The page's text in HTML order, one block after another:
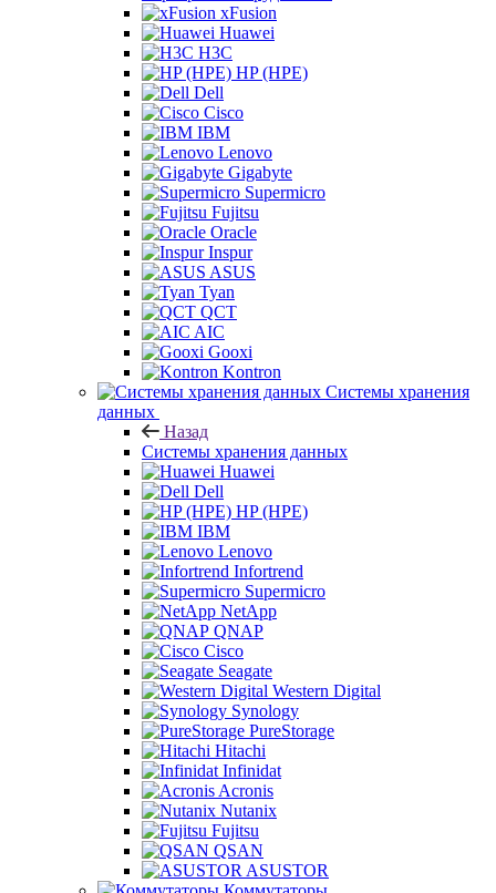
xFusion
Huawei
H3C
HP (HPE)
Dell
Cisco
IBM
Lenovo
Gigabyte
Supermicro
Fujitsu
Oracle
Inspur
ASUS
Tyan
QCT
AIC
Gooxi
Kontron
Системы хранения
данных
Назад
Системы хранения данных
Huawei
Dell
HP (HPE)
IBM
Lenovo
Infortrend
Supermicro
NetApp
QNAP
Cisco
Seagate
Western Digital
Synology
PureStorage
Hitachi
Infinidat
Acronis
Nutanix
Fujitsu
QSAN
ASUSTOR